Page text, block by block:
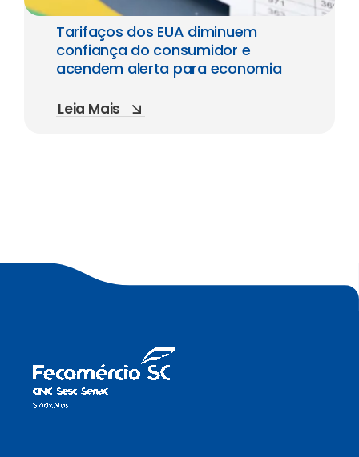
Tarifaços dos EUA diminuem
confiança do consumidor e
acendem alerta para economia
Leia Mais